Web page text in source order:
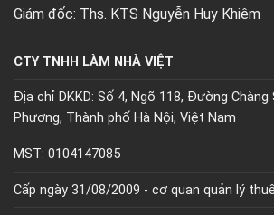
Giám đốc: Ths. KTS Nguyễn Huy Khiêm
CTY TNHH LÀM NHÀ VIỆT
Địa chỉ DKKD: Số 4, Ngõ 118, Đường Chàng
Phương, Thành phố Hà Nội, Việt Nam
MST: 0104147085
Cấp ngày 31/08/2009 - cơ quan quản lý